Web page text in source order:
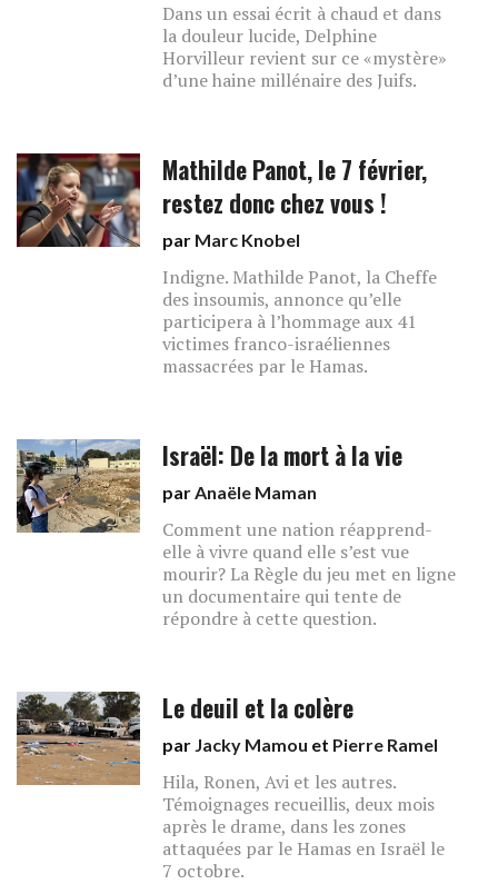
Dans un essai écrit à chaud et dans
la douleur lucide, Delphine
Horvilleur revient sur ce «mystère»
d’une haine millénaire des Juifs.
Mathilde Panot, le 7 février,
restez donc chez vous !
par Marc Knobel
Indigne. Mathilde Panot, la Cheffe
des insoumis, annonce qu’elle
participera à l’hommage aux 41
victimes franco-israéliennes
massacrées par le Hamas.
Israël: De la mort à la vie
parAnaële Maman
Comment une nation réapprend-
elle à vivre quand elle s’est vue
mourir? La Règle du jeu met en ligne
un documentaire qui tente de
répondre à cette question.
Le deuil et la colère
par Jacky Mamou et Pierre Ramel
Hila, Ronen, Avi et les autres.
Témoignages recueillis, deux mois
après le drame, dans les zones
attaquées par le Hamas en Israël le
7 octobre.